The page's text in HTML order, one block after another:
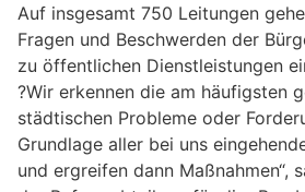
Auf insgesamt 750 Leitungen
Fragen und Beschwerden der
zu öffentlichen Dienstleistungen
?Wir erkennen die am häufigsten
städtischen Probleme oder
Grundlage aller bei uns
und ergreifen dann Maßnahmen“,